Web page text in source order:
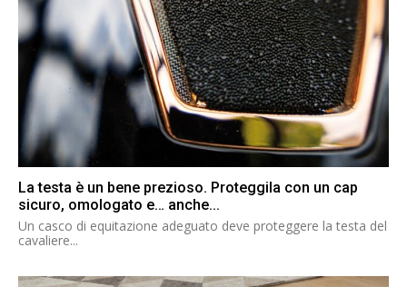
La testa è un bene prezioso. Proteggila con un cap
sicuro, omologato e… anche...
Un casco di equitazione adeguato deve proteggere la testa del
cavaliere...